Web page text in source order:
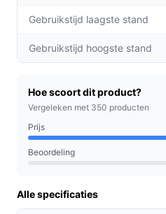
doos zitten (sommige
opzetstukken).
In huis betekent dit model
doen op harde vloeren en
trekken. Het zakloze
regelmatig legen bij grotere
je allergieën wilt beperken of
De stofzuiger is op accu
Gebruikstijd laagste stand
Gebruikstijd hoogste stand
Hoe scoort dit product?
Vergeleken met 350 producten
Prijs
Beoordeling
Alle specificaties